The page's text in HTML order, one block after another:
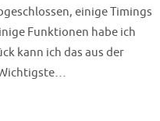
einige Timings
Funktionen habe ich
kann ich das aus der